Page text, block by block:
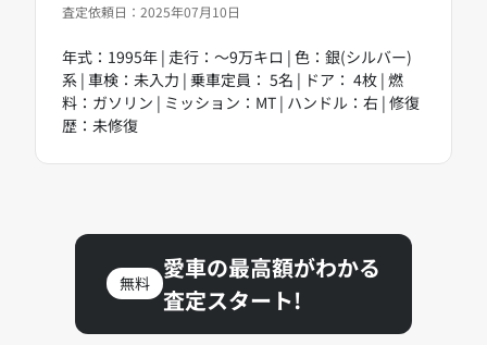
査定依頼日：2025年07月10日
年式：1995年 | 走行：～9万キロ | 色：銀(シルバー)
系 | 車検：未入力 | 乗車定員： 5名 | ドア： 4枚 | 燃
料：ガソリン | ミッション：MT | ハンドル：右 | 修復
歴：未修復
無料
愛車の最高額がわかる
査定スタート!